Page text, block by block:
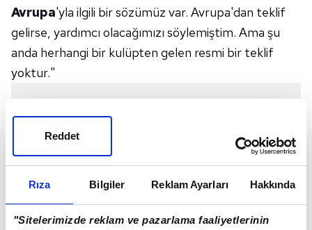
Rıza Bilgiler Reklam Ayarları Hakkında
"Sitelerimizde reklam ve pazarlama faaliyetlerinin
Reddet
Avrupa'yla ilgili bir sözümüz var. Avrupa'dan teklif
gelirse, yardımcı olacağımızı söylemiştim. Ama şu
anda herhangi bir kulüpten gelen resmi bir teklif
yoktur."